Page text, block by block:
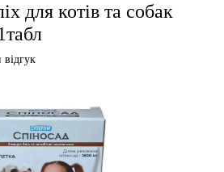
для котів та собак